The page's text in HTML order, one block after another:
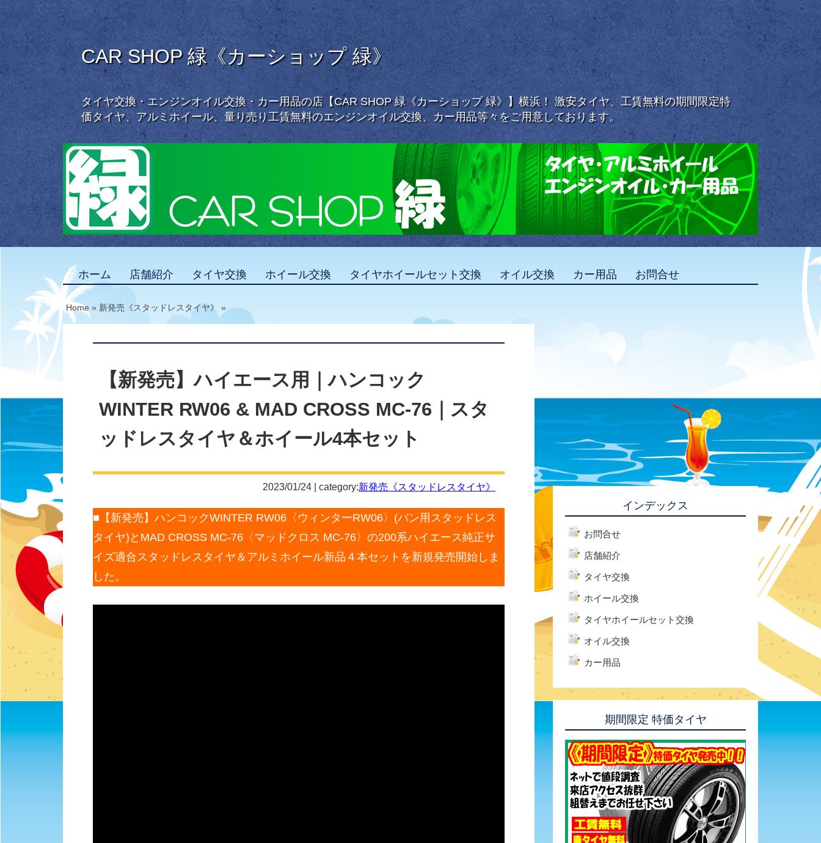
CAR SHOP 緑《カーショップ 緑》
タイヤ交換・エンジンオイル交換・カー用品の店【CAR SHOP 緑《カーショップ 緑》】横浜！ 激安タイヤ、工賃無料の期間限定特
価タイヤ、アルミホイール、量り売り工賃無料のエンジンオイル交換、カー用品等々をご用意しております。
ホーム 店舗紹介 タイヤ交換 ホイール交換 タイヤホイールセット交換 オイル交換 カー用品 お問合せ
Home » 新発売《スタッドレスタイヤ》 »
【新発売】ハイエース用｜ハンコック
WINTER RW06 & MAD CROSS MC-76｜スタ
ッドレスタイヤ＆ホイール4本セット
2023/01/24 | category:新発売《スタッドレスタイヤ》
■【新発売】ハンコックWINTER RW06〈ウィンターRW06〉(バン用スタッドレス
タイヤ)とMAD CROSS MC-76〈マッドクロス MC-76〉の200系ハイエース純正サ
イズ適合スタッドレスタイヤ＆アルミホイール新品４本セットを新規発売開始しま
した。
インデックス
お問合せ
店舗紹介
タイヤ交換
ホイール交換
タイヤホイールセット交換
オイル交換
カー用品
期間限定 特価タイヤ